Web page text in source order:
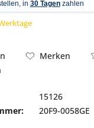
Merken
15126
20F9-0058GE